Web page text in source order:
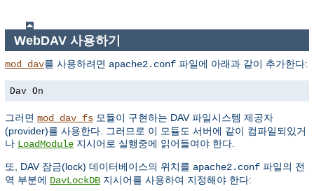
WebDAV 사용하기
mod_dav를 사용하려면 apache2.conf 파일에 아래과 같이 추가한다:
Dav On
그러면 mod_dav_fs 모듈이 구현하는 DAV 파일시스템 제공자
(provider)를 사용한다. 그러므로 이 모듈도 서버에 같이 컴파일되있거
나 LoadModule 지시어로 실행중에 읽어들여야 한다.
또, DAV 잠금(lock) 데이터베이스의 위치를 apache2.conf 파일의 전
역 부분에 DavLockDB 지시어를 사용하여 지정해야 한다: